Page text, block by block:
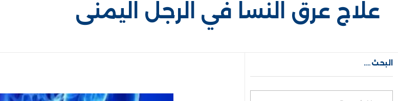
علاج عرق النسا في الرجل اليمنى
البحث….